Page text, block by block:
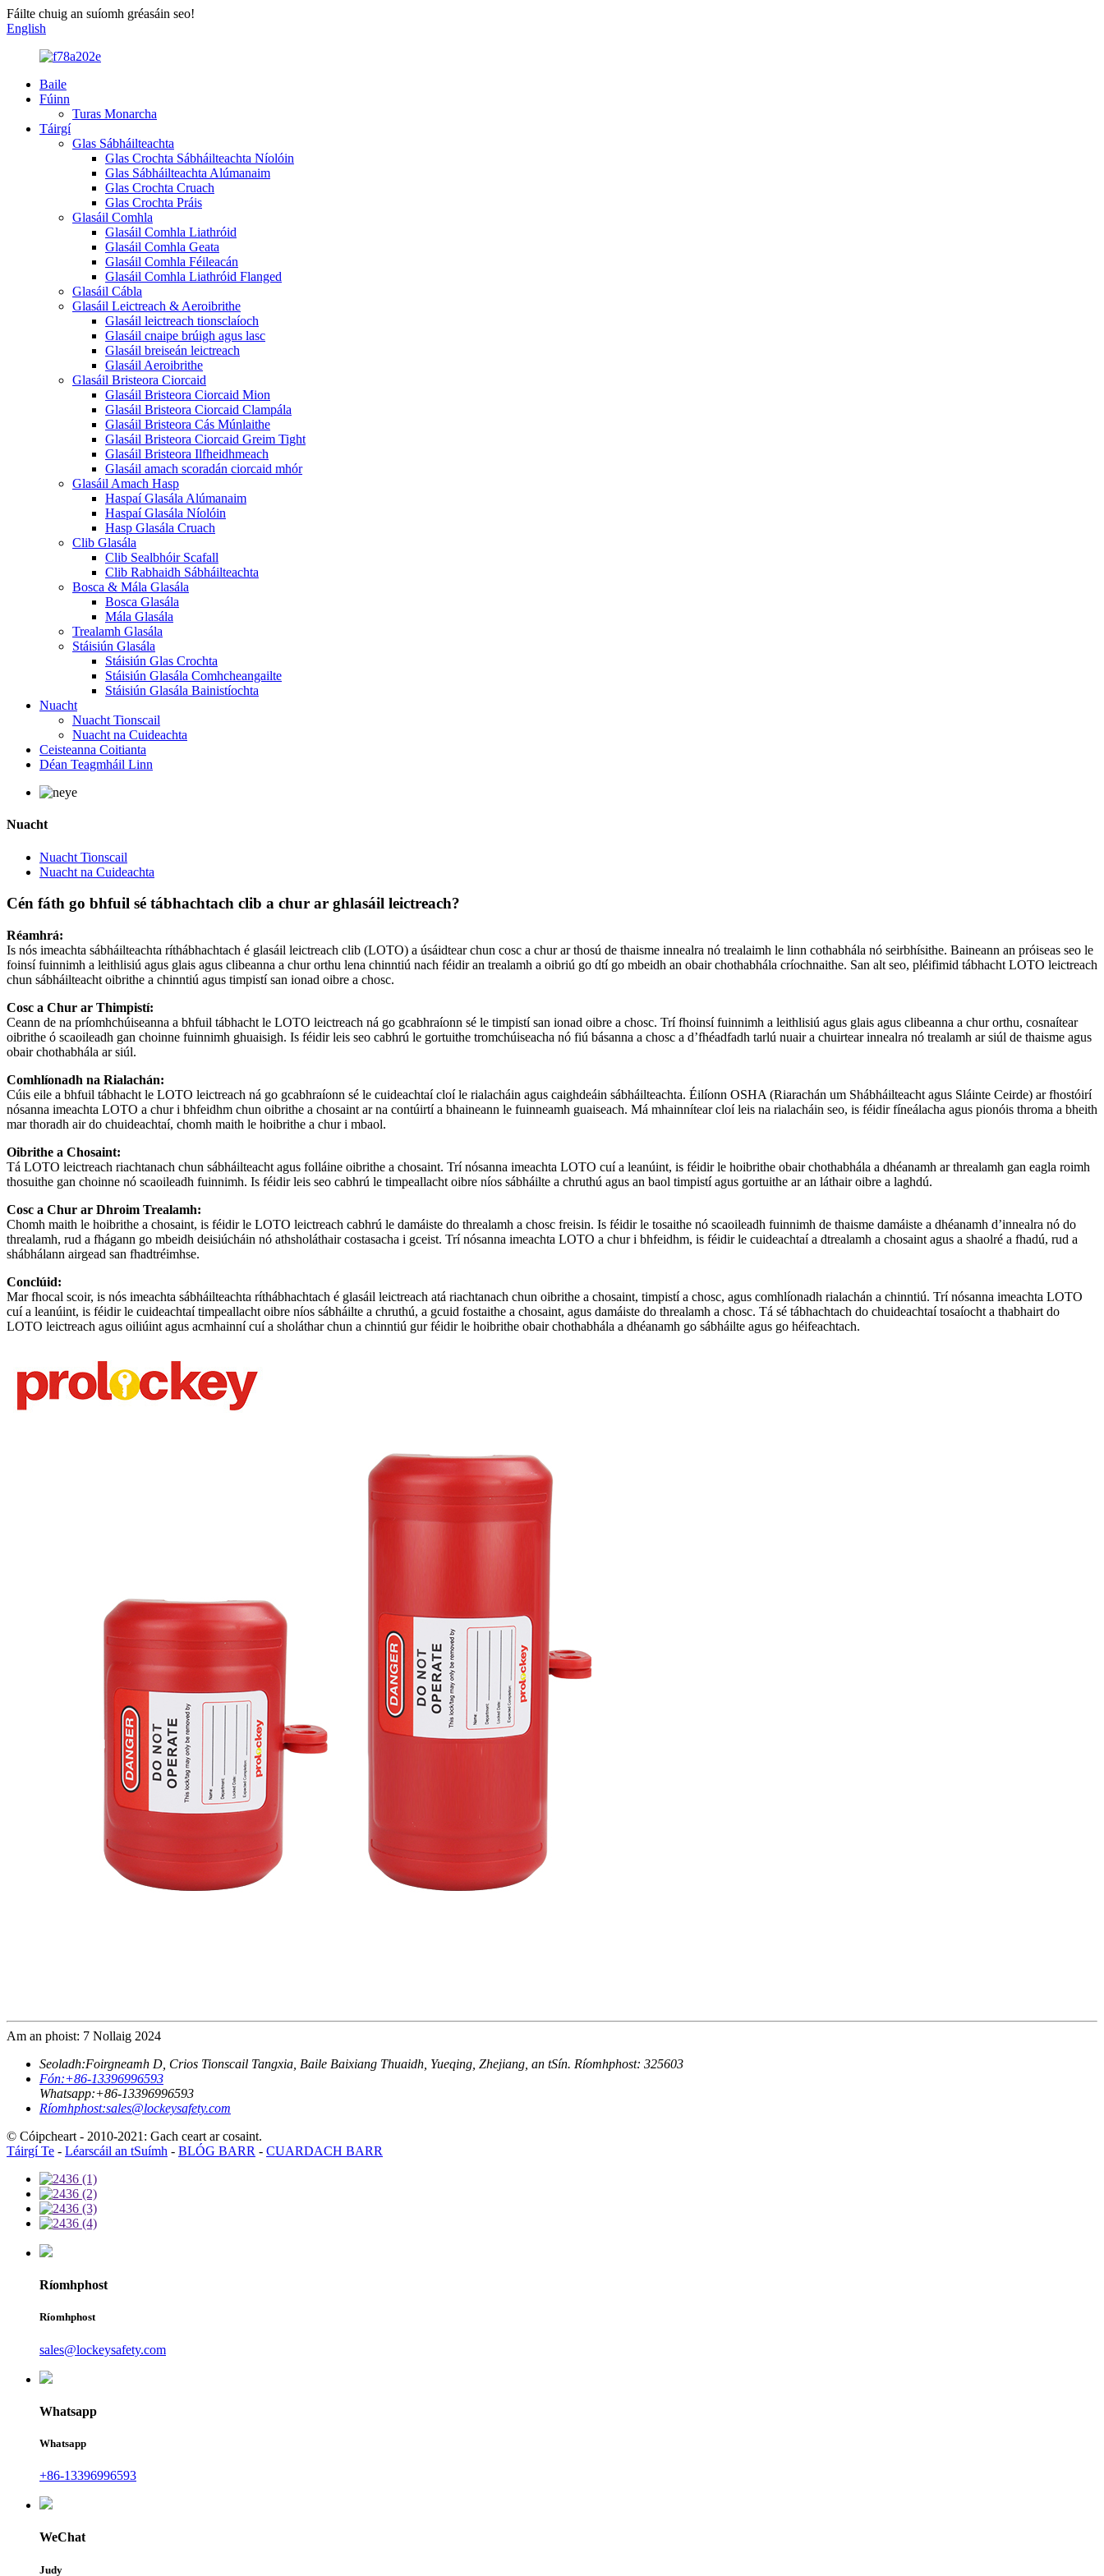
Fáilte chuig an suíomh gréasáin seo!
English
Baile
Fúinn
Turas Monarcha
Táirgí
Glas Sábháilteachta
Glas Crochta Sábháilteachta Níolóin
Glas Sábháilteachta Alúmanaim
Glas Crochta Cruach
Glas Crochta Práis
Glasáil Comhla
Glasáil Comhla Liathróid
Glasáil Comhla Geata
Glasáil Comhla Féileacán
Glasáil Comhla Liathróid Flanged
Glasáil Cábla
Glasáil Leictreach & Aeroibrithe
Glasáil leictreach tionsclaíoch
Glasáil cnaipe brúigh agus lasc
Glasáil breiseán leictreach
Glasáil Aeroibrithe
Glasáil Bristeora Ciorcaid
Glasáil Bristeora Ciorcaid Mion
Glasáil Bristeora Ciorcaid Clampála
Glasáil Bristeora Cás Múnlaithe
Glasáil Bristeora Ciorcaid Greim Tight
Glasáil Bristeora Ilfheidhmeach
Glasáil amach scoradán ciorcaid mhór
Glasáil Amach Hasp
Haspaí Glasála Alúmanaim
Haspaí Glasála Níolóin
Hasp Glasála Cruach
Clib Glasála
Clib Sealbhóir Scafall
Clib Rabhaidh Sábháilteachta
Bosca & Mála Glasála
Bosca Glasála
Mála Glasála
Trealamh Glasála
Stáisiún Glasála
Stáisiún Glas Crochta
Stáisiún Glasála Comhcheangailte
Stáisiún Glasála Bainistíochta
Nuacht
Nuacht Tionscail
Nuacht na Cuideachta
Ceisteanna Coitianta
Déan Teagmháil Linn
Nuacht
Nuacht Tionscail
Nuacht na Cuideachta
Cén fáth go bhfuil sé tábhachtach clib a chur ar ghlasáil leictreach?
Réamhrá:
Is nós imeachta sábháilteachta ríthábhachtach é glasáil leictreach clib (LOTO) a úsáidtear chun cosc ​​a chur ar thosú de thaisme innealra nó trealaimh le linn cothabhála nó seirbhísithe. Baineann an próiseas seo le
foinsí fuinnimh a leithlisiú agus glais agus clibeanna a chur orthu lena chinntiú nach féidir an trealamh a oibriú go dtí go mbeidh an obair chothabhála críochnaithe. San alt seo, pléifimid tábhacht LOTO leictreach
chun sábháilteacht oibrithe a chinntiú agus timpistí san ionad oibre a chosc.
Cosc a Chur ar Thimpistí:
Ceann de na príomhchúiseanna a bhfuil tábhacht le LOTO leictreach ná go gcabhraíonn sé le timpistí san ionad oibre a chosc. Trí fhoinsí fuinnimh a leithlisiú agus glais agus clibeanna a chur orthu, cosnaítear
oibrithe ó scaoileadh gan choinne fuinnimh ghuaisigh. Is féidir leis seo cabhrú le gortuithe tromchúiseacha nó fiú básanna a chosc a d’fhéadfadh tarlú nuair a chuirtear innealra nó trealamh ar siúl de thaisme agus
obair chothabhála ar siúl.
Comhlíonadh na Rialachán:
Cúis eile a bhfuil tábhacht le LOTO leictreach ná go gcabhraíonn sé le cuideachtaí cloí le rialacháin agus caighdeáin sábháilteachta. Éilíonn OSHA (Riarachán um Shábháilteacht agus Sláinte Ceirde) ar fhostóirí
nósanna imeachta LOTO a chur i bhfeidhm chun oibrithe a chosaint ar na contúirtí a bhaineann le fuinneamh guaiseach. Má mhainnítear cloí leis na rialacháin seo, is féidir fíneálacha agus pionóis throma a bheith
mar thoradh air do chuideachtaí, chomh maith le hoibrithe a chur i mbaol.
Oibrithe a Chosaint:
Tá LOTO leictreach riachtanach chun sábháilteacht agus folláine oibrithe a chosaint. Trí nósanna imeachta LOTO cuí a leanúint, is féidir le hoibrithe obair chothabhála a dhéanamh ar threalamh gan eagla roimh
thosuithe gan choinne nó scaoileadh fuinnimh. Is féidir leis seo cabhrú le timpeallacht oibre níos sábháilte a chruthú agus an baol timpistí agus gortuithe ar an láthair oibre a laghdú.
Cosc a Chur ar Dhroim Trealamh:
Chomh maith le hoibrithe a chosaint, is féidir le LOTO leictreach cabhrú le damáiste do threalamh a chosc freisin. Is féidir le tosaithe nó scaoileadh fuinnimh de thaisme damáiste a dhéanamh d’innealra nó do
threalamh, rud a fhágann go mbeidh deisiúcháin nó athsholáthair costasacha i gceist. Trí nósanna imeachta LOTO a chur i bhfeidhm, is féidir le cuideachtaí a dtrealamh a chosaint agus a shaolré a fhadú, rud a
shábhálann airgead san fhadtréimhse.
Conclúid:
Mar fhocal scoir, is nós imeachta sábháilteachta ríthábhachtach é glasáil leictreach atá riachtanach chun oibrithe a chosaint, timpistí a chosc, agus comhlíonadh rialachán a chinntiú. Trí nósanna imeachta LOTO
cuí a leanúint, is féidir le cuideachtaí timpeallacht oibre níos sábháilte a chruthú, a gcuid fostaithe a chosaint, agus damáiste do threalamh a chosc. Tá sé tábhachtach do chuideachtaí tosaíocht a thabhairt do
LOTO leictreach agus oiliúint agus acmhainní cuí a sholáthar chun a chinntiú gur féidir le hoibrithe obair chothabhála a dhéanamh go sábháilte agus go héifeachtach.
Am an phoist: 7 Nollaig 2024
Seoladh:Foirgneamh D, Crios Tionscail Tangxia, Baile Baixiang Thuaidh, Yueqing, Zhejiang, an tSín. Ríomhphost: 325603
Fón:+86-13396996593
Whatsapp:+86-13396996593
Ríomhphost:sales@lockeysafety.com
© Cóipcheart - 2010-2021: Gach ceart ar cosaint.
Táirgí Te - Léarscáil an tSuímh - BLÓG BARR - CUARDACH BARR
Ríomhphost
Ríomhphost
sales@lockeysafety.com
Whatsapp
Whatsapp
+86-13396996593
WeChat
Judy